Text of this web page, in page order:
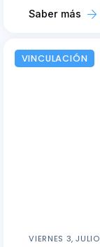
Saber más
VINCULACIÓN
VIERNES 3, JULIO